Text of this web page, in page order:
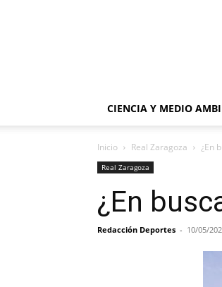
CIENCIA Y MEDIO
Inicio Real Zaragoza ¿En
Real Zaragoza
¿En
Redacción Deportes - 10/05/